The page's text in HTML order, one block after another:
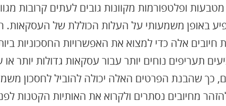
ופלטפורמות מקוונות גובים לעתים קרובות
באופן משמעותי על העלות הכוללת של העסקאות.
חיובים אלה כדי למצוא את האפשרויות החסכוניות
תעריפים נוחים יותר עבור עסקאות גדולות יותר או
כך שהבנת הפרטים האלה יכולה להוביל לחסכון
מחיובים נסתרים ולקרוא את האותיות הקטנות